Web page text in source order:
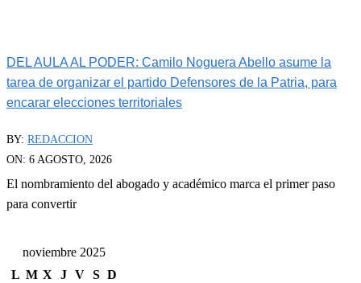
DEL AULA AL PODER: Camilo Noguera Abello asume la
tarea de organizar el partido Defensores de la Patria, para
encarar elecciones territoriales
BY: REDACCION
ON: 6 AGOSTO, 2026
El nombramiento del abogado y académico marca el primer paso
para convertir
noviembre 2025
L M X J V S D